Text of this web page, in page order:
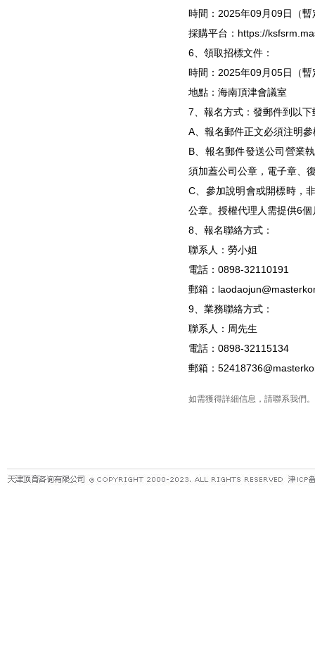
時間：2025年09月09日（暫
採購平台：https://
6、領取招標文件：
時間：2025年09月05日（暫
地點：海南頂津會議室
7、報名方式：發郵件到以
A、報名郵件正文必須注明
B、報名郵件發送公司營業
須加蓋公司公章，電子章、
C、參加說明會或開標時，
公章。授權代理人需提供6
8、報名聯絡方式：
聯系人：勞小姐
電話：0898-32110191
郵箱：
9、業務聯絡方式：
聯系人：周先生
電話：0898-32115134
郵箱：
如需獲得詳細信息，請聯系我們。